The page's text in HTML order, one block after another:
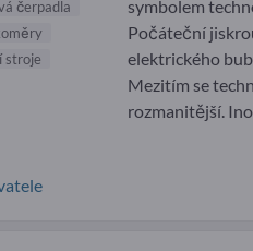
čerpadla
stroje
symbolem
Počáteční
elektrického
Mezitím se
rozmanitější.